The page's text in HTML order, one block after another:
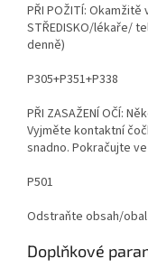
PŘI POŽITÍ: Okamžitě
STŘEDISKO/lékaře/
denně)
P305+P351+P338
PŘI ZASAŽENÍ OČÍ:
Vyjměte kontaktní
snadno. Pokračujte
P501
Odstraňte obsah/
Doplňkové